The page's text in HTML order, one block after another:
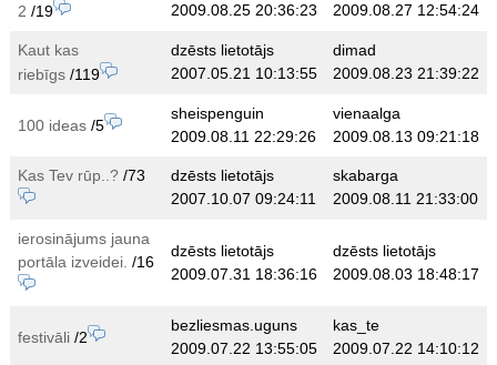
2 /19
2009.08.25 20:36:23
2009.08.27 12:54:24
Kaut kas
riebīgs/119
dzēsts lietotājs
2007.05.21 10:13:55
dimad
2009.08.23 21:39:22
100 ideas/5
sheispenguin
2009.08.11 22:29:26
vienaalga
2009.08.13 09:21:18
Kas Tev rūp..?/73
dzēsts lietotājs
2007.10.07 09:24:11
skabarga
2009.08.11 21:33:00
ierosinājums jauna
portāla izveidei. /16
dzēsts lietotājs
2009.07.31 18:36:16
dzēsts lietotājs
2009.08.03 18:48:17
festivāli/2
bezliesmas.uguns
2009.07.22 13:55:05
kas_te
2009.07.22 14:10:12